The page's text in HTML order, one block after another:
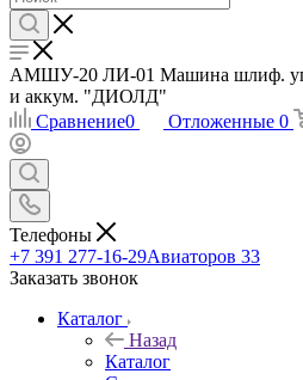
АМШУ-20 ЛИ-01 Машина шлиф.
и аккум. "ДИОЛД"
Сравнение0 Отложенные 0
Телефоны
+7 391 277-16-29Авиаторов 33
Заказать звонок
Каталог
Назад
Каталог